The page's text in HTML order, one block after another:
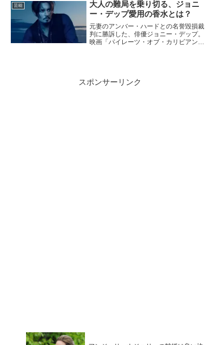
フト。その影響力は世界経済を動かすほ
どになっています。今回は2...
芸能
大人の難局を乗り切る、ジョニ
ー・デップ愛用の香水とは？
元妻のアンバー・ハードとの名誉毀損裁
判に勝訴した、俳優ジョニー・デップ。
映画「パイレーツ・オブ・カリビアン」
スポンサーリンク